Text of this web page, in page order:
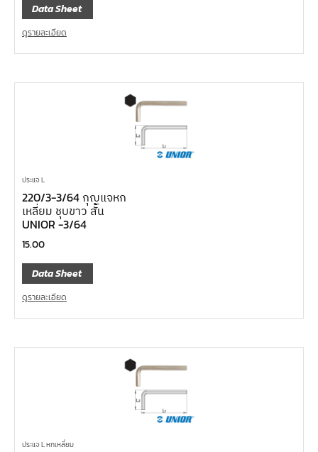
Data Sheet
ดูรายละเอียด
ประแจ L
220/3-3/64 กุญแจหก
เหลี่ยม ชุบขาว สั้น
UNIOR -3/64
15.00
Data Sheet
ดูรายละเอียด
ประแจ L หกเหลี่ยม